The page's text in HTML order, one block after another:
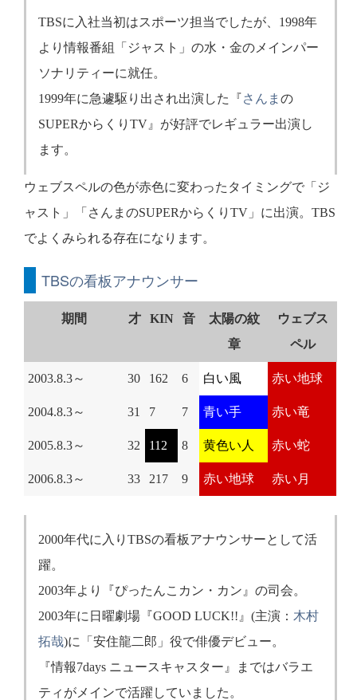
TBSに入社当初はスポーツ担当でしたが、1998年
より情報番組「ジャスト」の水・金のメインパー
ソナリティーに就任。
1999年に急遽駆り出され出演した『さんま の
SUPERからくりTV』が好評でレギュラー出演し
ます。
ウェブスペルの色が赤色に変わったタイミングで「ジ
ャスト」「さんまのSUPERからくりTV」に出演。TBS
でよくみられる存在になります。
TBSの看板アナウンサー
期間 才 KIN 音
太陽の紋
章
ウェブス
ペル
2003.8.3～ 30 162 6 白い風 赤い地球
2004.8.3～ 31 7 7 青い手 赤い竜
2005.8.3～ 32 112 8 黄色い人 赤い蛇
2006.8.3～ 33 217 9 赤い地球 赤い月
2000年代に入りTBSの看板アナウンサーとして活
躍。
2003年より『ぴったんこカン・カン』の司会。
2003年に日曜劇場『GOOD LUCK!!』(主演： 木村
拓哉)に「安住龍二郎」役で俳優デビュー。
『情報7days ニュースキャスター』まではバラエ
ティがメインで活躍していました。